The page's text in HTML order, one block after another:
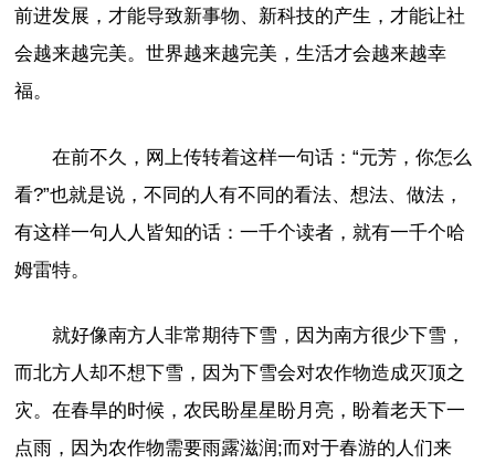
前进发展，才能导致新事物、新科技的产生，才能让社
会越来越完美。世界越来越完美，生活才会越来越幸
福。
在前不久，网上传转着这样一句话：“元芳，你怎么
看?”也就是说，不同的人有不同的看法、想法、做法，
有这样一句人人皆知的话：一千个读者，就有一千个哈
姆雷特。
就好像南方人非常期待下雪，因为南方很少下雪，
而北方人却不想下雪，因为下雪会对农作物造成灭顶之
灾。在春旱的时候，农民盼星星盼月亮，盼着老天下一
点雨，因为农作物需要雨露滋润;而对于春游的人们来